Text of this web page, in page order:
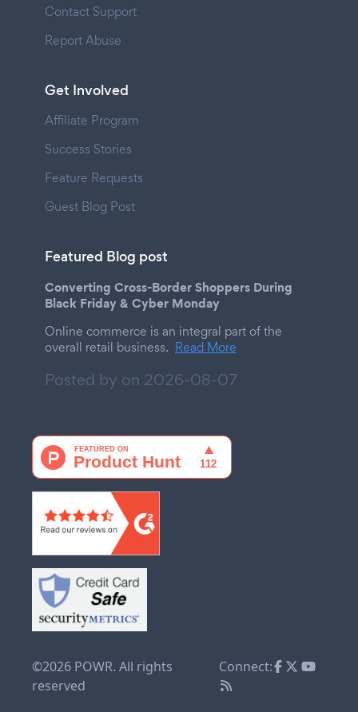
Contact Support
Report Abuse
Get Involved
Affiliate Program
Success Stories
Feature Requests
Guest Blog Post
Featured Blog post
Converting Cross-Border Shoppers During
Black Friday & Cyber Monday
Online commerce is an integral part of the
overall retail business. Read More
Posted by on 2026-08-07
©2026 POWR. All rights
reserved
Connect: